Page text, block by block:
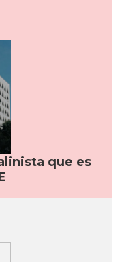
que es